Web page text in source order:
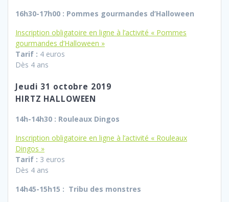
16h30-17h00 : Pommes gourmandes d’Halloween
Inscription obligatoire en ligne à l’activité « Pommes
gourmandes d’Halloween »
Tarif : 4 euros
Dès 4 ans
Jeudi 31 octobre 2019
HIRTZ HALLOWEEN
14h-14h30 : Rouleaux Dingos
Inscription obligatoire en ligne à l’activité « Rouleaux
Dingos »
Tarif : 3 euros
Dès 4 ans
14h45-15h15 : Tribu des monstres